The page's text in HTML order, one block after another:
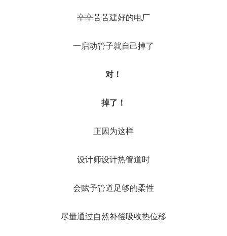
辛辛苦苦建好的电厂
一启动管子就自己掉了
对！
掉了！
正因为这样
设计师设计热管道时
会赋予管道足够的柔性
尽量通过自然补偿吸收热位移